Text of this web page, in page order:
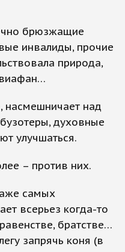
брюзжащие
инвалиды, прочие
природа,
насмешничает над
духовные
улучшаться.
– против них.
самых
всерьез когда-то
братстве…
запрячь коня (в